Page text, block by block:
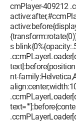
cmPlayer-409212
s
nt-